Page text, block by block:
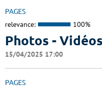
PAGES
relevance: 100%
Photos - Vidéos
15/04/2025 17:00
PAGES